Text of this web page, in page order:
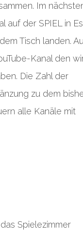
Im
auf der SPIEL in
Tisch landen.
Kanal den
Die Zahl der
zu dem
alle Kanäle mit
Spielezimmer